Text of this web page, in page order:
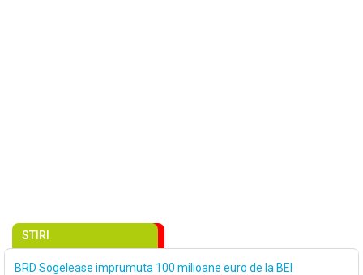
STIRI
BRD Sogelease imprumuta 100 milioane euro de la BEI